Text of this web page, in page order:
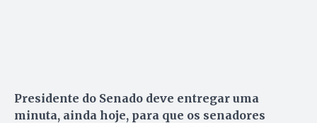
Presidente do Senado deve entregar uma
minuta, ainda hoje, para que os senadores